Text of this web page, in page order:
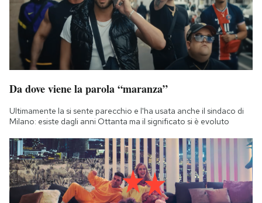
Da dove viene la parola “maranza”
Ultimamente la si sente parecchio e l'ha usata anche il sindaco di
Milano: esiste dagli anni Ottanta ma il significato si è evoluto